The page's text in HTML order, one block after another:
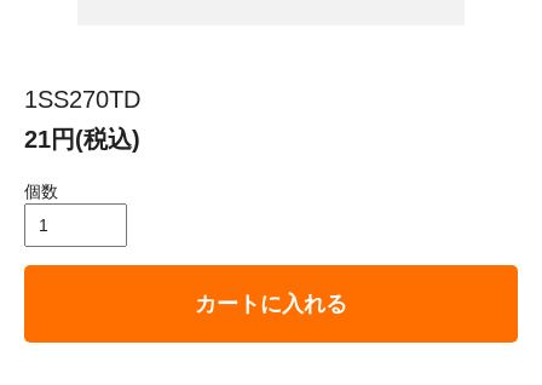
1SS270TD
21円(税込)
個数
カートに入れる